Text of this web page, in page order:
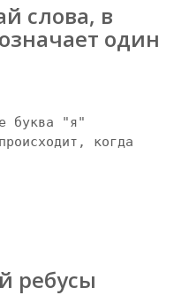
слова, в
один
буква "я"
когда
ребусы